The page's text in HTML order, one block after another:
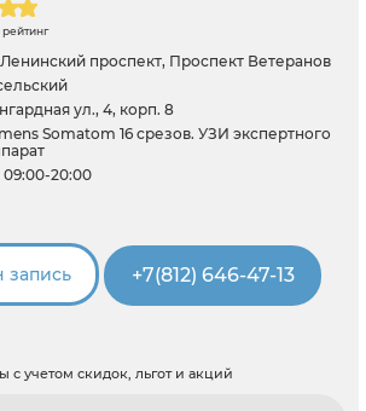
проспект, Проспект Ветеранов
ул., 4, корп. 8
Somatom 16 срезов. УЗИ экспертного
09:00-20:00
запись +7(812) 646-47-13
с учетом скидок, льгот и акций